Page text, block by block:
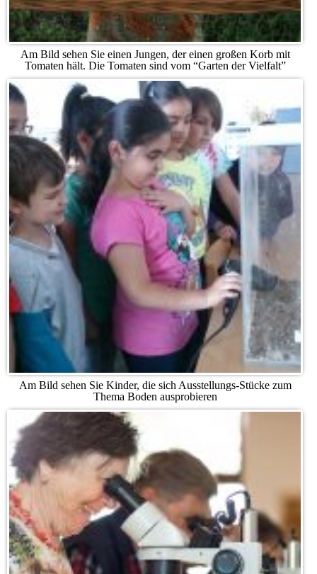
Am Bild sehen Sie einen Jungen, der einen großen Korb mit
Tomaten hält. Die Tomaten sind vom “Garten der Vielfalt”
Am Bild sehen Sie Kinder, die sich Ausstellungs-Stücke zum
Thema Boden ausprobieren